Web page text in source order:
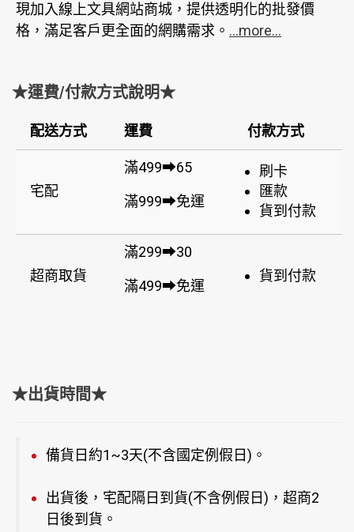
現加入線上文具網站商城，提供透明化的批發價
格，滿足客戶更全面的網購需求。 ...more...
★運費/付款方式說明★
配送方式 運費 付款方式
宅配
滿499➡65
滿999➡免運
刷卡
匯款
貨到付款
超商取貨
滿299➡30
滿499➡免運
貨到付款
★出貨時間★
備貨日約1~3天(不含國定例假日)。
出貨後，宅配隔日到貨(不含例假日)，超商2
日後到貨。